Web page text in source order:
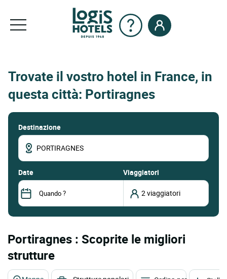
Trovate il vostro hotel in France, in
questa città: Portiragnes
Destinazione
date Viaggiatori
Portiragnes : Scoprite le migliori
strutture